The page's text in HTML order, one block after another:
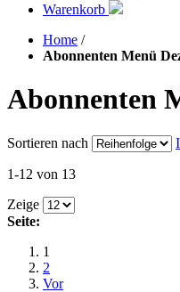
Warenkorb
Home /
Abonnenten Menü
Abonnenten
Sortieren nach
1-12 von 13
Zeige
Seite:
1
2
Vor